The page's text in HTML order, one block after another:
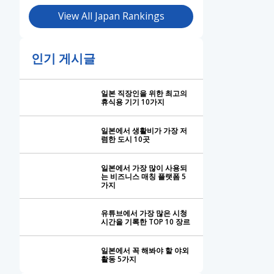
View All Japan Rankings
인기 게시글
일본 직장인을 위한 최고의
휴식용 기기 10가지
일본에서 생활비가 가장 저
렴한 도시 10곳
일본에서 가장 많이 사용되
는 비즈니스 매칭 플랫폼 5
가지
유튜브에서 가장 많은 시청
시간을 기록한 TOP 10 장르
일본에서 꼭 해봐야 할 야외
활동 5가지